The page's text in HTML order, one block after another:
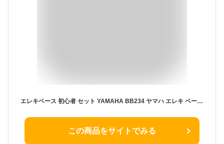
エレキベース 初心者 セット YAMAHA BB234 ヤマハ エレキ ベース 単品 6点〜15点 入門 初心者セット
この商品をサイトでみる